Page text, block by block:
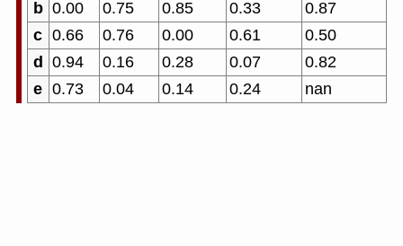
b 0.00 0.75 0.85 0.33
0.87
c 0.66 0.76 0.00 0.61
0.50
d
0.94 0.16 0.28 0.07
0.82
e 0.73 0.04 0.14 0.24 nan